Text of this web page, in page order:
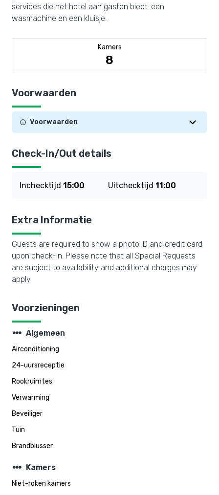
services die het hotel aan gasten biedt: een
wasmachine en een kluisje.
Kamers
8
Voorwaarden
Voorwaarden
Check-In/Out details
Inchecktijd 15:00 Uitchecktijd 11:00
Extra Informatie
Guests are required to show a photo ID and credit card
upon check-in. Please note that all Special Requests
are subject to availability and additional charges may
apply.
Voorzieningen
steppers Algemeen
Airconditioning
24-uursreceptie
Rookruimtes
Verwarming
Beveiliger
Tuin
Brandblusser
steppers Kamers
Niet-roken kamers